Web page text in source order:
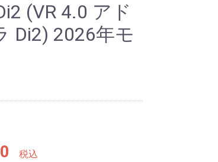
(VR 4.0 アド
Di2) 2026年モ
税込